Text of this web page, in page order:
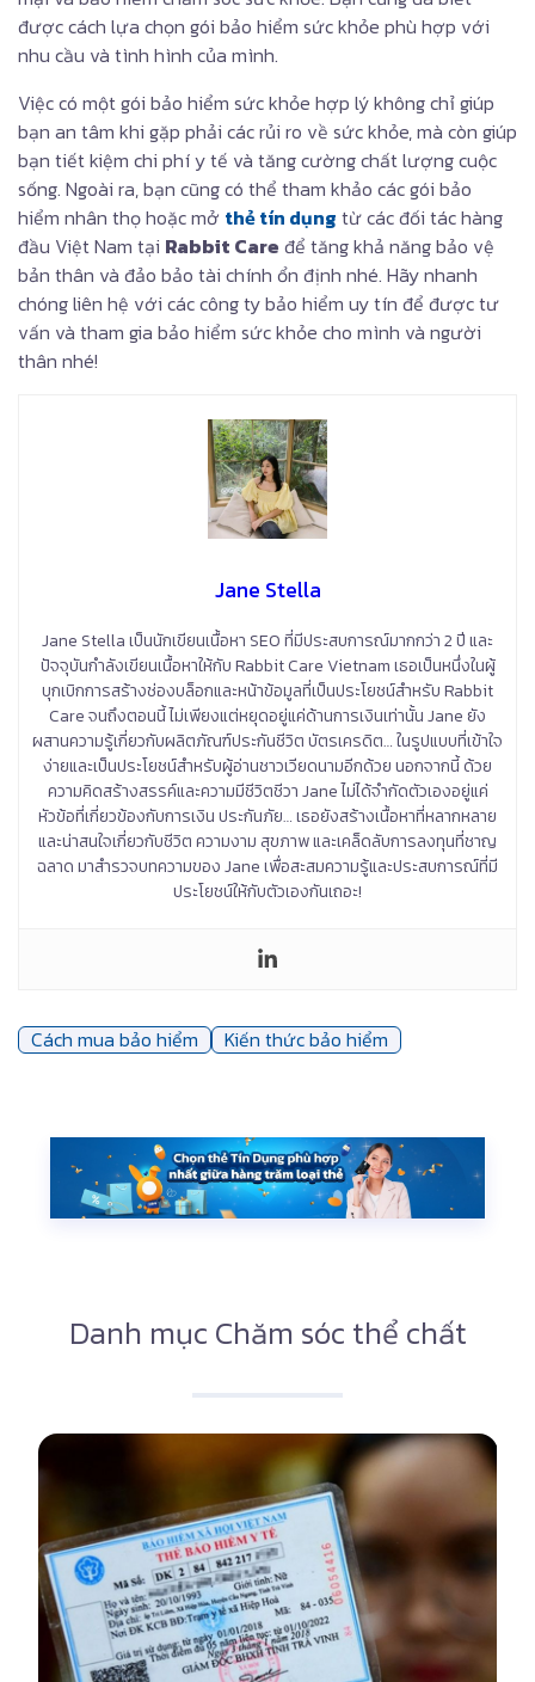
được cách lựa chọn gói bảo hiểm sức khỏe phù hợp với
nhu cầu và tình hình của mình.
Việc có một gói bảo hiểm sức khỏe hợp lý không chỉ giúp
bạn an tâm khi gặp phải các rủi ro về sức khỏe, mà còn giúp
bạn tiết kiệm chi phí y tế và tăng cường chất lượng cuộc
sống. Ngoài ra, bạn cũng có thể tham khảo các gói bảo
hiểm nhân thọ hoặc mở thẻ tín dụng từ các đối tác hàng
đầu Việt Nam tại Rabbit Care để tăng khả năng bảo vệ
bản thân và đảo bảo tài chính ổn định nhé. Hãy nhanh
chóng liên hệ với các công ty bảo hiểm uy tín để được tư
vấn và tham gia bảo hiểm sức khỏe cho mình và người
thân nhé!
Jane Stella
Jane Stella เป็นนักเขียนเนื้อหา SEO ที่มีประสบการณ์มากกว่า 2 ปี และ
ปัจจุบันกำลังเขียนเนื้อหาให้กับ Rabbit Care Vietnam เธอเป็นหนึ่งในผู้
บุกเบิกการสร้างช่องบล็อกและหน้าข้อมูลที่เป็นประโยชน์สำหรับ Rabbit
Care จนถึงตอนนี้ ไม่เพียงแต่หยุดอยู่แค่ด้านการเงินเท่านั้น Jane ยัง
ผสานความรู้เกี่ยวกับผลิตภัณฑ์ประกันชีวิต บัตรเครดิต… ในรูปแบบที่เข้าใจ
ง่ายและเป็นประโยชน์สำหรับผู้อ่านชาวเวียดนามอีกด้วย นอกจากนี้ ด้วย
ความคิดสร้างสรรค์และความมีชีวิตชีวา Jane ไม่ได้จำกัดตัวเองอยู่แค่
หัวข้อที่เกี่ยวข้องกับการเงิน ประกันภัย… เธอยังสร้างเนื้อหาที่หลากหลาย
และน่าสนใจเกี่ยวกับชีวิต ความงาม สุขภาพ และเคล็ดลับการลงทุนที่ชาญ
ฉลาด มาสำรวจบทความของ Jane เพื่อสะสมความรู้และประสบการณ์ที่มี
ประโยชน์ให้กับตัวเองกันเถอะ!
Cách mua bảo hiểm Kiến thức bảo hiểm
Danh mục Chăm sóc thể chất